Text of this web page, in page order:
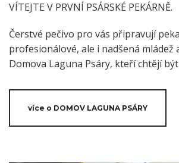
VÍTEJTE V PRVNÍ PSÁRSKÉ PEKÁRNĚ.
Čerstvé pečivo pro vás připravují
profesionálové, ale i nadšená mládež
Domova Laguna Psáry, kteří chtějí
více o DOMOV LAGUNA PSÁRY